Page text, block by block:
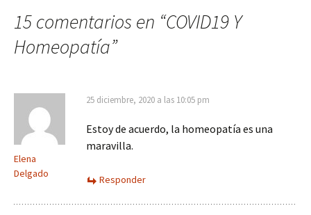
a
la
entrada
15 comentarios en “COVID19 Y
Homeopatía”
Elena
Delgado
25 diciembre, 2020 a las 10:05 pm
Estoy de acuerdo, la homeopatía es una
maravilla.
Responder